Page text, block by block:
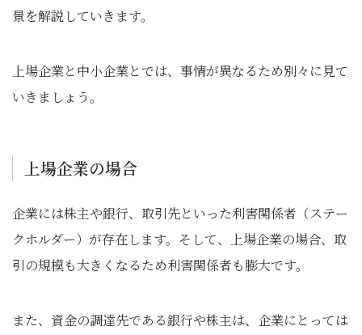
景を解説していきます。
上場企業と中小企業とでは、事情が異なるため別々に見て
いきましょう。
上場企業の場合
企業には株主や銀行、取引先といった利害関係者（ステー
クホルダー）が存在します。そして、上場企業の場合、取
引の規模も大きくなるため利害関係者も膨大です。
また、資金の調達先である銀行や株主は、企業にとっては